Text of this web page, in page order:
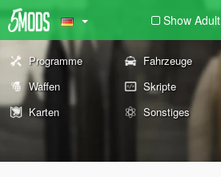
Show Adult
Programme Fahrzeuge
Waffen
Skripte
Karten
Sonstiges